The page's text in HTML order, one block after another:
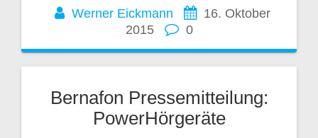
Werner Eickmann
16. Oktober
2015
0
Bernafon Pressemitteilung:
PowerHörgeräte